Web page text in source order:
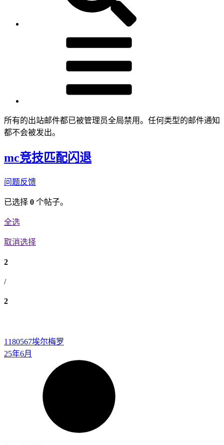
所有的出站邮件都已被管理员全局禁用。任何类型的邮件通知
都不会被发出。
mc竞技匹配闪退
问题反馈
已选择 0 个帖子。
全选
取消选择
2
/
2
1180567埃尔梅罗
25年6月